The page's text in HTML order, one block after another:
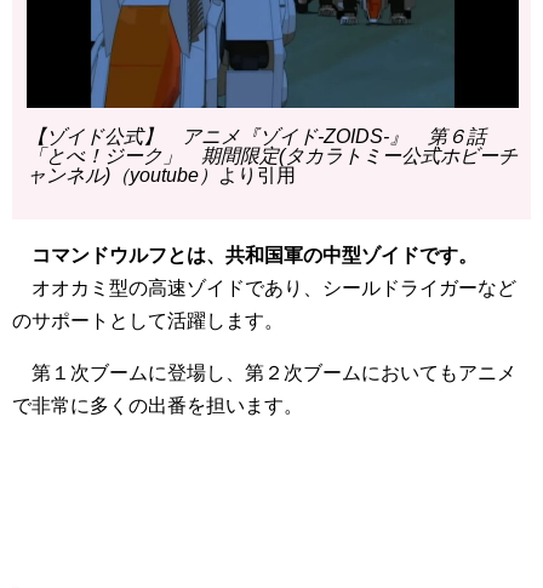
【ゾイド公式】 アニメ『ゾイド-ZOIDS-』 第６話
「とべ！ジーク」 期間限定(タカラトミー公式ホビーチ
ャンネル)（youtube）
より引用
コマンドウルフとは、共和国軍の中型ゾイドです。
オオカミ型の高速ゾイドであり、シールドライガーなど
のサポートとして活躍します。
第１次ブームに登場し、第２次ブームにおいてもアニメ
で非常に多くの出番を担います。